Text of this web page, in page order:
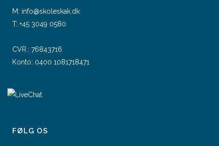
M: info@skoleskak.dk
T: +45 3049 0580
CVR.: 76843716
Konto: 0400 1081718471
FØLG OS